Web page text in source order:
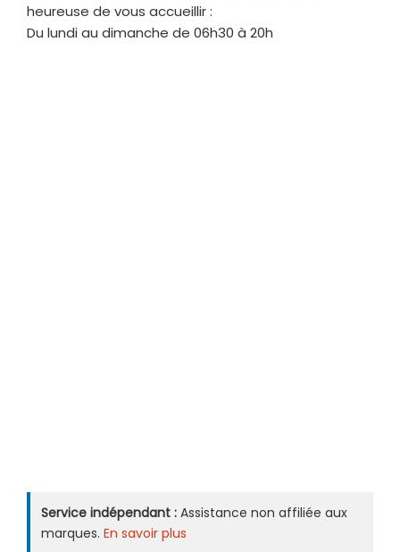
heureuse de vous accueillir :
Du lundi au dimanche de 06h30 à 20h
Service indépendant : Assistance non affiliée aux
marques. En savoir plus